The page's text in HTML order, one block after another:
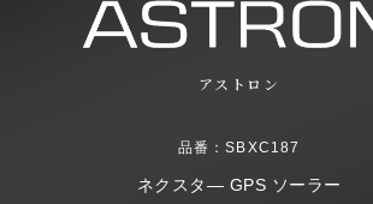
アストロン
品番：SBXC187
ネクスタ― GPS ソーラー